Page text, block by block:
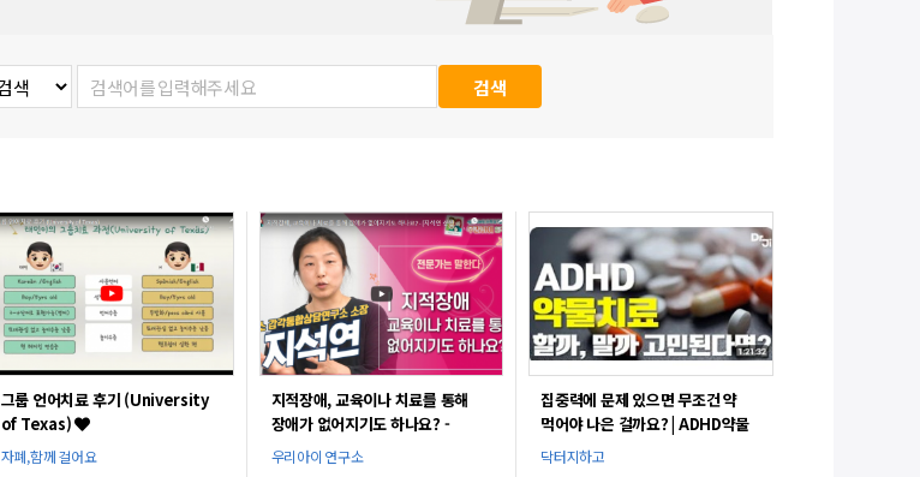
그룹 언어치료 후기 (University
of Texas)
자폐,함께 걸어요
지적장애, 교육이나 치료를 통해
장애가 없어지기도 하나요? -
[지석연 선생님]
우리아이 연구소
집중력에 문제 있으면 무조건 약
먹어야 나은 걸까요? | ADHD약물
치료시 꼭 고려해야 되는 부분
닥터지하고